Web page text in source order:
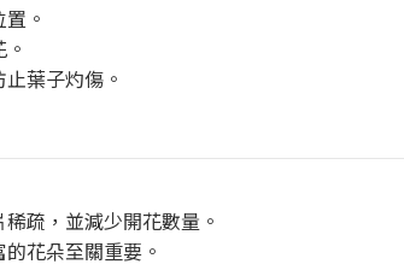
。
葉子灼傷。
疏，並減少開花數量。
花朵至關重要。